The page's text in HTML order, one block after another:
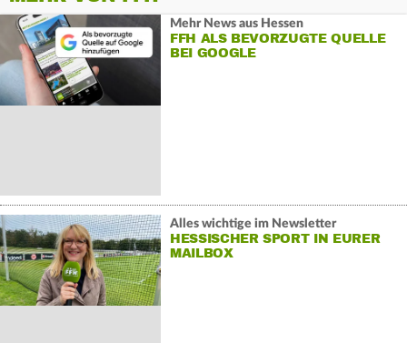
Mehr News aus Hessen
FFH ALS BEVORZUGTE QUELLE
BEI GOOGLE
Alles wichtige im Newsletter
HESSISCHER SPORT IN EURER
MAILBOX